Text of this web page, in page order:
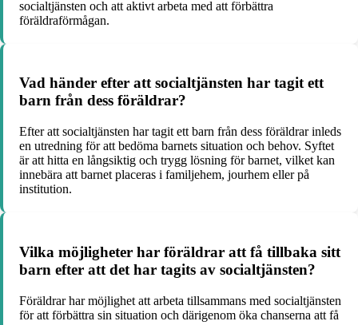
socialtjänsten och att aktivt arbeta med att förbättra
föräldraförmågan.
Vad händer efter att socialtjänsten har tagit ett
barn från dess föräldrar?
Efter att socialtjänsten har tagit ett barn från dess föräldrar inleds
en utredning för att bedöma barnets situation och behov. Syftet
är att hitta en långsiktig och trygg lösning för barnet, vilket kan
innebära att barnet placeras i familjehem, jourhem eller på
institution.
Vilka möjligheter har föräldrar att få tillbaka sitt
barn efter att det har tagits av socialtjänsten?
Föräldrar har möjlighet att arbeta tillsammans med socialtjänsten
för att förbättra sin situation och därigenom öka chanserna att få